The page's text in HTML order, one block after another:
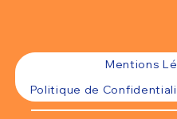
Mentions
Politique de